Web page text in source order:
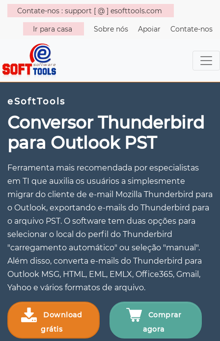
Contate-nos : support [ @ ] esofttools.com
Ir para casa Sobre nós Apoiar Contate-nos
eSoftTools
Conversor Thunderbird
para Outlook PST
Ferramenta mais recomendada por especialistas
em TI que auxilia os usuários a simplesmente
migrar do cliente de e-mail Mozilla Thunderbird para
o Outlook, exportando e-mails do Thunderbird para
o arquivo PST. O software tem duas opções para
selecionar o local do perfil do Thunderbird
"carregamento automático" ou seleção "manual".
Além disso, converta e-mails do Thunderbird para
Outlook MSG, HTML, EML, EMLX, Office365, Gmail,
Yahoo e vários formatos de arquivo.
Download
grátis
Comprar
agora